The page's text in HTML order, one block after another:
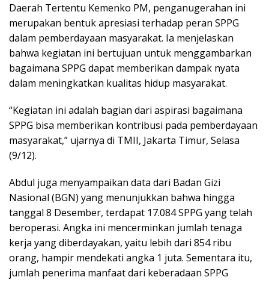
Daerah Tertentu Kemenko PM, penganugerahan ini
merupakan bentuk apresiasi terhadap peran SPPG
dalam pemberdayaan masyarakat. Ia menjelaskan
bahwa kegiatan ini bertujuan untuk menggambarkan
bagaimana SPPG dapat memberikan dampak nyata
dalam meningkatkan kualitas hidup masyarakat.
“Kegiatan ini adalah bagian dari aspirasi bagaimana
SPPG bisa memberikan kontribusi pada pemberdayaan
masyarakat,” ujarnya di TMII, Jakarta Timur, Selasa
(9/12).
Abdul juga menyampaikan data dari Badan Gizi
Nasional (BGN) yang menunjukkan bahwa hingga
tanggal 8 Desember, terdapat 17.084 SPPG yang telah
beroperasi. Angka ini mencerminkan jumlah tenaga
kerja yang diberdayakan, yaitu lebih dari 854 ribu
orang, hampir mendekati angka 1 juta. Sementara itu,
jumlah penerima manfaat dari keberadaan SPPG